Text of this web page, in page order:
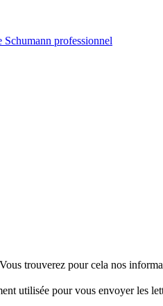
trouverez pour cela nos
utilisée pour vous envoyer les